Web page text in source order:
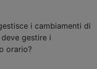
i cambiamenti di
gestire i
orario?